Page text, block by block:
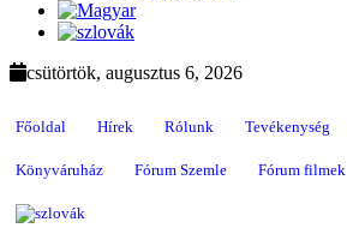
csütörtök, augusztus 6, 2026
Főoldal Hírek Rólunk Tevékenység
Könyváruház Fórum Szemle Fórum filmek